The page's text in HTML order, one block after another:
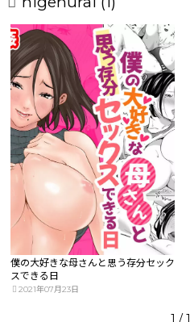
僕の大好きな母さんと思う存分セック
スできる日
2021年07月23日
1 / 1